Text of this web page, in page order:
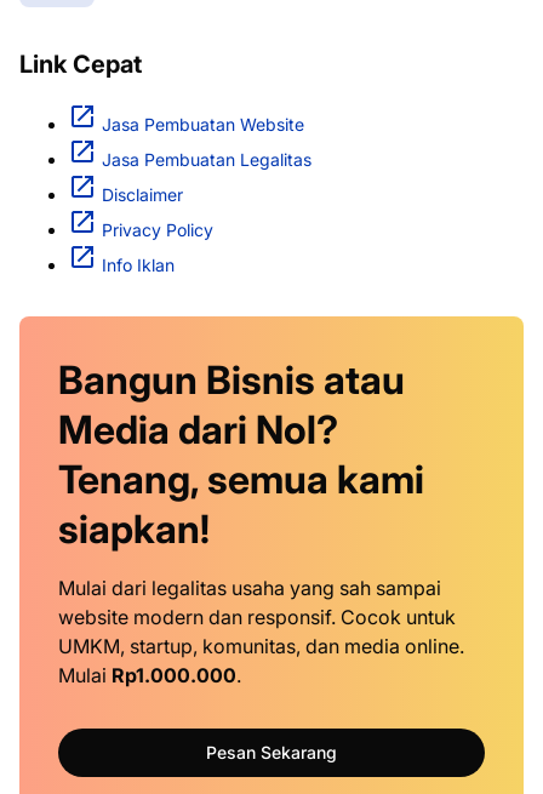
Link Cepat
Jasa Pembuatan Website
Jasa Pembuatan Legalitas
Disclaimer
Privacy Policy
Info Iklan
Bangun Bisnis atau
Media dari Nol?
Tenang, semua kami
siapkan!
Mulai dari legalitas usaha yang sah sampai
website modern dan responsif. Cocok untuk
UMKM, startup, komunitas, dan media online.
Mulai Rp1.000.000.
Pesan Sekarang